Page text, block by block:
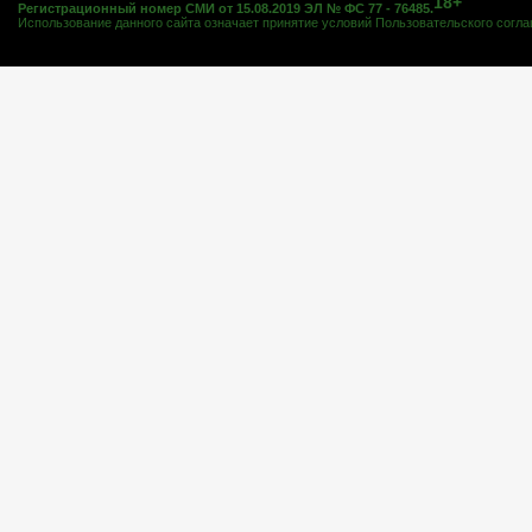
Регистрационный номер СМИ от 15.08.2019 ЭЛ № ФС 77 - 76485.
Использование данного сайта означает принятие условий Пользовательского